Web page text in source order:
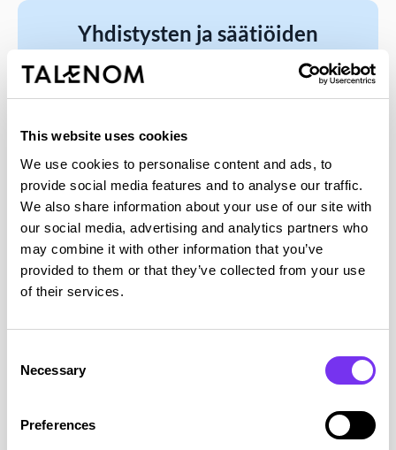
This website uses cookies
We use cookies to personalise content and ads, to
provide social media features and to analyse our traffic.
We also share information about your use of our site with
our social media, advertising and analytics partners who
may combine it with other information that you’ve
provided to them or that they’ve collected from your use
of their services.
Selection
Necessary
Preferences
Yhdistysten ja säätiöiden
budjetointi – kohti
ennakoivampaa talouden
johtamista
Rahoituksen epävarmuus ja kasvavat investointitarpeet
budjetointikäytäntöjä. Tässä artikkelissa...
Talenom pk-yritysbarometri
yrityskentän ja toimialojen suhdannevaihteluista
yritysten ja tiedotusvälineiden käyttöön....